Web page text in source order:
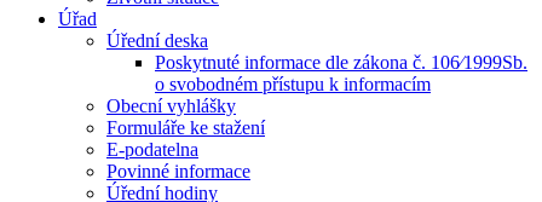
Úřad
Úřední deska
Poskytnuté informace dle zákona č. 106⁄1999Sb.
o svobodném přístupu k informacím
Obecní vyhlášky
Formuláře ke stažení
E-podatelna
Povinné informace
Úřední hodiny